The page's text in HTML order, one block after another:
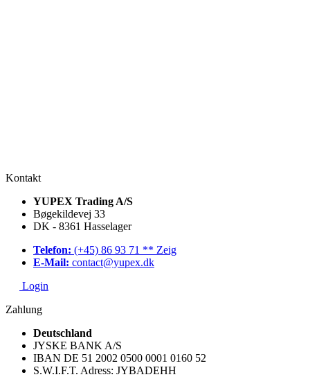
Kontakt
YUPEX Trading A/S
Bøgekildevej 33
DK - 8361 Hasselager
Telefon: (+45) 86 93 71 ** Zeig
E-Mail: contact@yupex.dk
Login
Zahlung
Deutschland
JYSKE BANK A/S
IBAN DE 51 2002 0500 0001 0160 52
S.W.I.F.T. Adress: JYBADEHH